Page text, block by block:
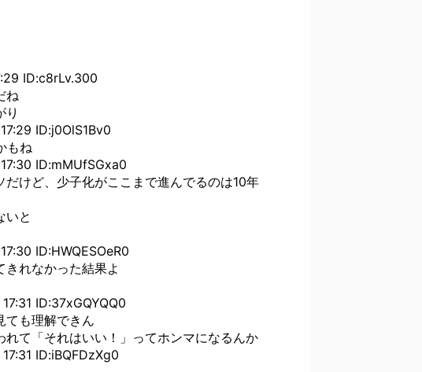
ID:c8rLv.300
ね
り
ID:j0OlS1Bv0
もね
ID:mMUfSGxa0
けど、少子化がここまで進んでるのは10年
いと
ID:HWQESOeR0
れなかった結果よ
ID:37xGQYQQ0
ても理解できん
て「それはいい！」ってホンマになるんか
ID:iBQFDzXg0